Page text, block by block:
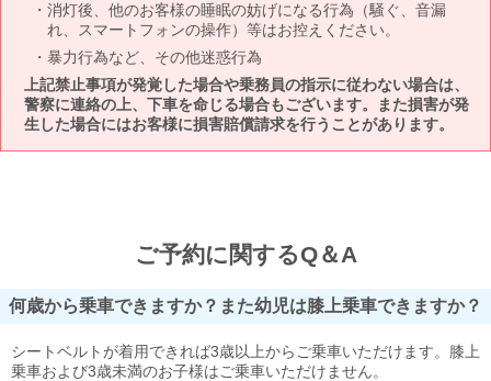
消灯後、他のお客様の睡眠の妨げになる行為（騒ぐ、音漏
れ、スマートフォンの操作）等はお控えください。
暴力行為など、その他迷惑行為
上記禁止事項が発覚した場合や乗務員の指示に従わない場合は、
警察に連絡の上、下車を命じる場合もございます。また損害が発
生した場合にはお客様に損害賠償請求を行うことがあります。
ご予約に関するQ＆A
何歳から乗車できますか？また幼児は膝上乗車できますか？
シートベルトが着用できれば3歳以上からご乗車いただけます。膝上
乗車および3歳未満のお子様はご乗車いただけません。